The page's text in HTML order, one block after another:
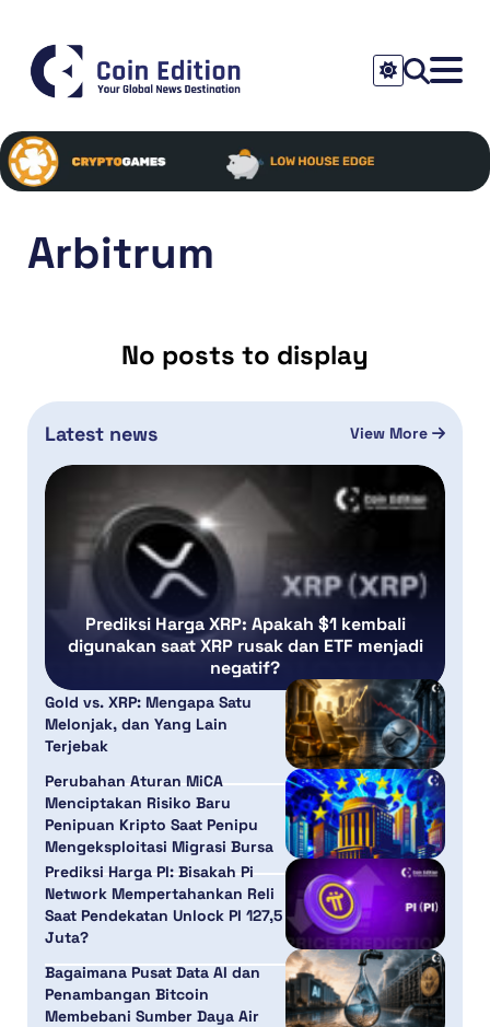
Arbitrum
No posts to display
Latest news View More
Prediksi Harga XRP: Apakah $1 kembali
digunakan saat XRP rusak dan ETF menjadi
negatif?
Gold vs. XRP: Mengapa Satu
Melonjak, dan Yang Lain
Terjebak
Perubahan Aturan MiCA
Menciptakan Risiko Baru
Penipuan Kripto Saat Penipu
Mengeksploitasi Migrasi Bursa
Prediksi Harga PI: Bisakah Pi
Network Mempertahankan Reli
Saat Pendekatan Unlock PI 127,5
Juta?
Bagaimana Pusat Data AI dan
Penambangan Bitcoin
Membebani Sumber Daya Air